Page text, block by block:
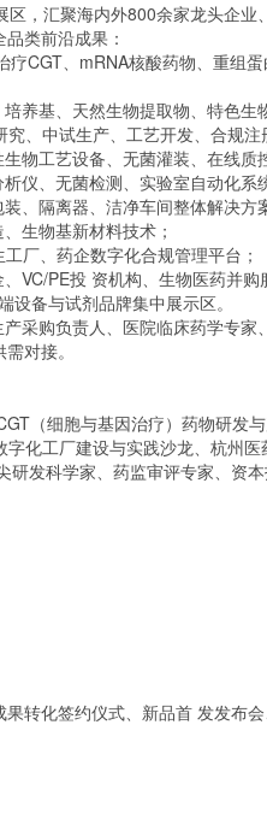
，汇聚海内外800余家龙头企
类前沿成果：
CGT、mRNA核酸药物、重组
养基、天然生物提取物、特色生
、中试生产、工艺开发、合规注
物工艺设备、无菌灌装、在线质
仪、无菌检测、实验室自动化系
、隔离器、洁净车间整体解决方
生物基新材料技术；
厂、药企数字化合规管理平台；
VC/PE投 资机构、生物医药并购
备与试剂品牌集中展示区。
采购负责人、医院临床药学专家
对接。
（细胞与基因治疗）药物研发
化工厂建设与实践沙龙、杭州
发科学家、药监审评专家、资
转化签约仪式、新品首 发发布